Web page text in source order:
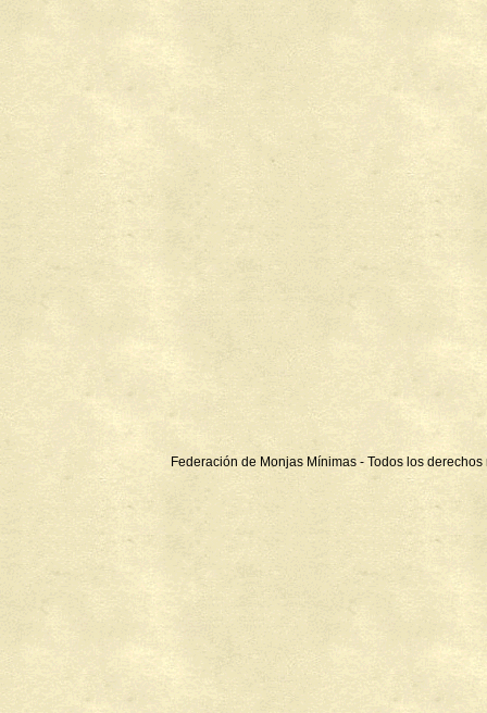
Federación de Monjas Mínimas - Todos los